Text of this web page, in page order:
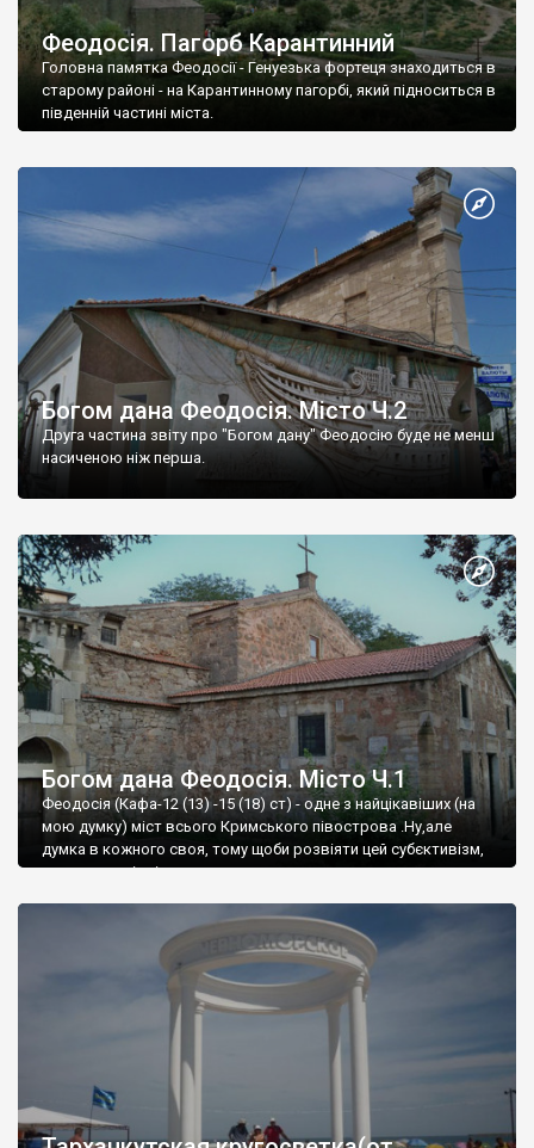
Феодосія. Пагорб Карантинний
Головна памятка Феодосії - Генуезька фортеця знаходиться в
старому районі - на Карантинному пагорбі, який підноситься в
південній частині міста.
Богом дана Феодосія. Місто Ч.2
Друга частина звіту про "Богом дану" Феодосію буде не менш
насиченою ніж перша.
Богом дана Феодосія. Місто Ч.1
Феодосія (Кафа-12 (13) -15 (18) ст) - одне з найцікавіших (на
мою думку) міст всього Кримського півострова .Ну,але
думка в кожного своя, тому щоби розвіяти цей субєктивізм,
запрошую відвідати це